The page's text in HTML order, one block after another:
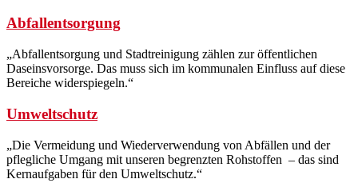
Abfallentsorgung
„Abfallentsorgung und Stadtreinigung zählen zur öffentlichen
Daseinsvorsorge. Das muss sich im kommunalen Einfluss auf diese
Bereiche widerspiegeln.“
Umweltschutz
„Die Vermeidung und Wiederverwendung von Abfällen und der
pflegliche Umgang mit unseren begrenzten Rohstoffen – das sind
Kernaufgaben für den Umweltschutz.“